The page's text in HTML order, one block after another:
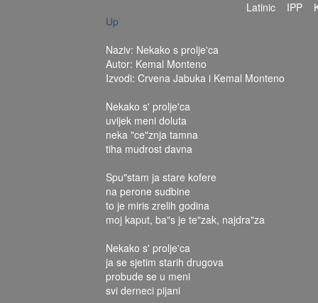
Latinic IPP
Up
Naziv: Nekako s prolje'ca
Autor: Kemal Monteno
Izvodi: Crvena Jabuka i Kemal Monteno
Nekako s' prolje'ca
uvijek meni doluta
neka "ce"znja tamna
tiha mudrost davna
Spu"stam ja stare kofere
na perone sudbine
to je miris zrelih godina
moj kaput, ba"s je te"zak, najdra"za
Nekako s' prolje'ca
ja se sjetim starih drugova
probude se u meni
svi derneci pijani